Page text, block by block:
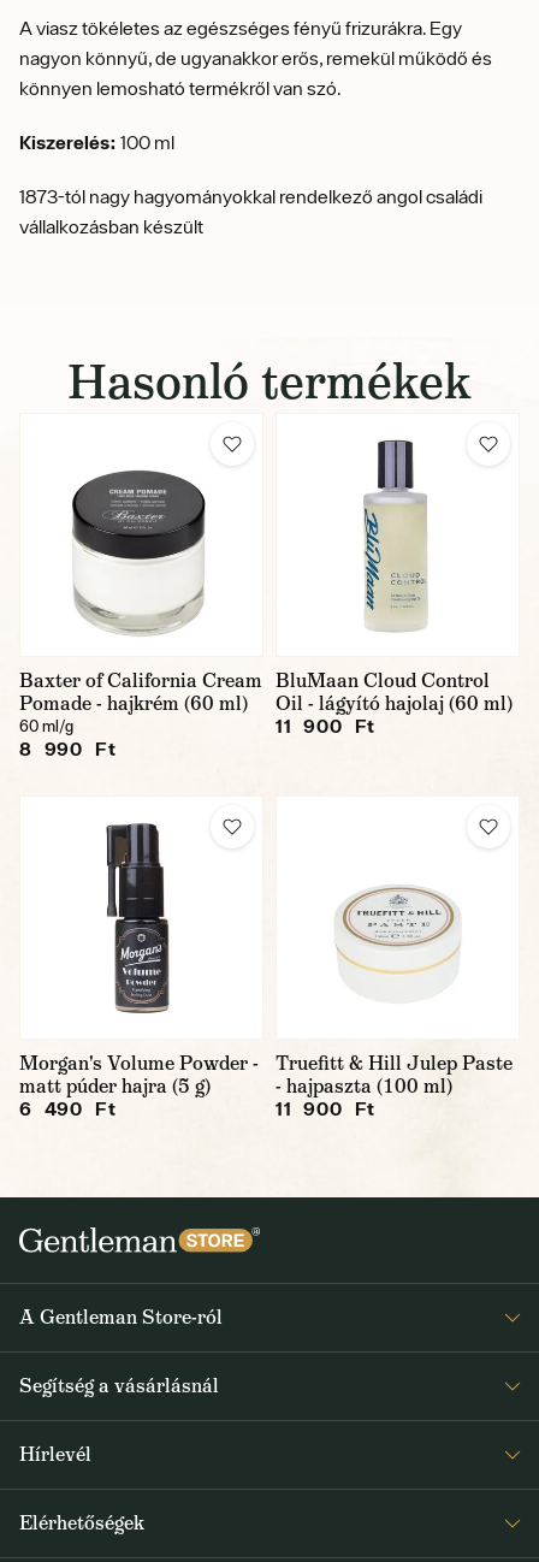
A viasz tökéletes az egészséges fényű frizurákra. Egy
nagyon könnyű, de ugyanakkor erős, remekül működő és
könnyen lemosható termékről van szó.
Kiszerelés: 100 ml
1873-tól nagy hagyományokkal rendelkező angol családi
vállalkozásban készült
Hasonló termékek
Baxter of California Cream
Pomade - hajkrém (60 ml)
60 ml/g
8 990 Ft
BluMaan Cloud Control
Oil - lágyító hajolaj (60 ml)
11 900 Ft
Morgan's Volume Powder -
matt púder hajra (5 g)
6 490 Ft
Truefitt & Hill Julep Paste
- hajpaszta (100 ml)
11 900 Ft
A Gentleman Store-ról
Rólunk
Journal
Segítség a vásárlásnál
Általános Szerződési Feltételek
Hírlevél
a speciális kínálatokról
Elérhetőségek